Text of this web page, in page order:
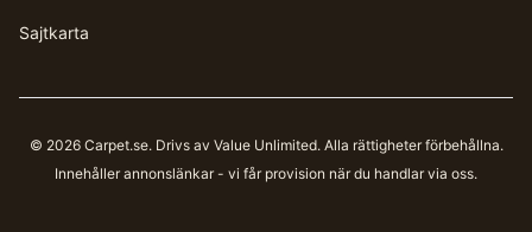
Sajtkarta
© 2026 Carpet.se. Drivs av Value Unlimited. Alla rättigheter förbehållna.
Innehåller annonslänkar - vi får provision när du handlar via oss.